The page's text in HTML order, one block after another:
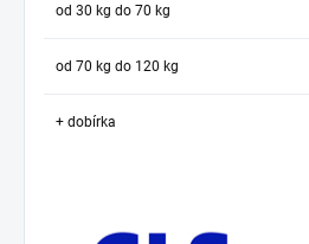
od 30 kg do 70 kg
od 70 kg do 120 kg
+ dobírka